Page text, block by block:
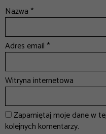
Nazwa *
Adres email *
Witryna internetowa
Zapamiętaj moje dane w
kolejnych komentarzy.